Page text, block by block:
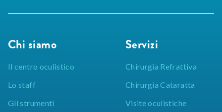
Chi siamo
Il centro oculistico
Lo staff
Gli strumenti
Servizi
Chirurgia Refrattiva
Chirurgia Cataratta
Visite oculistiche